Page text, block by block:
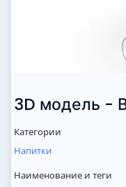
3D модель -
Категории
Напитки
Наименование и теги